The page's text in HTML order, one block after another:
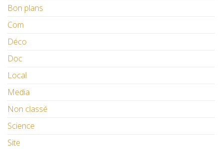
Bon plans
Com
Déco
Doc
Local
Media
Non classé
Science
Site